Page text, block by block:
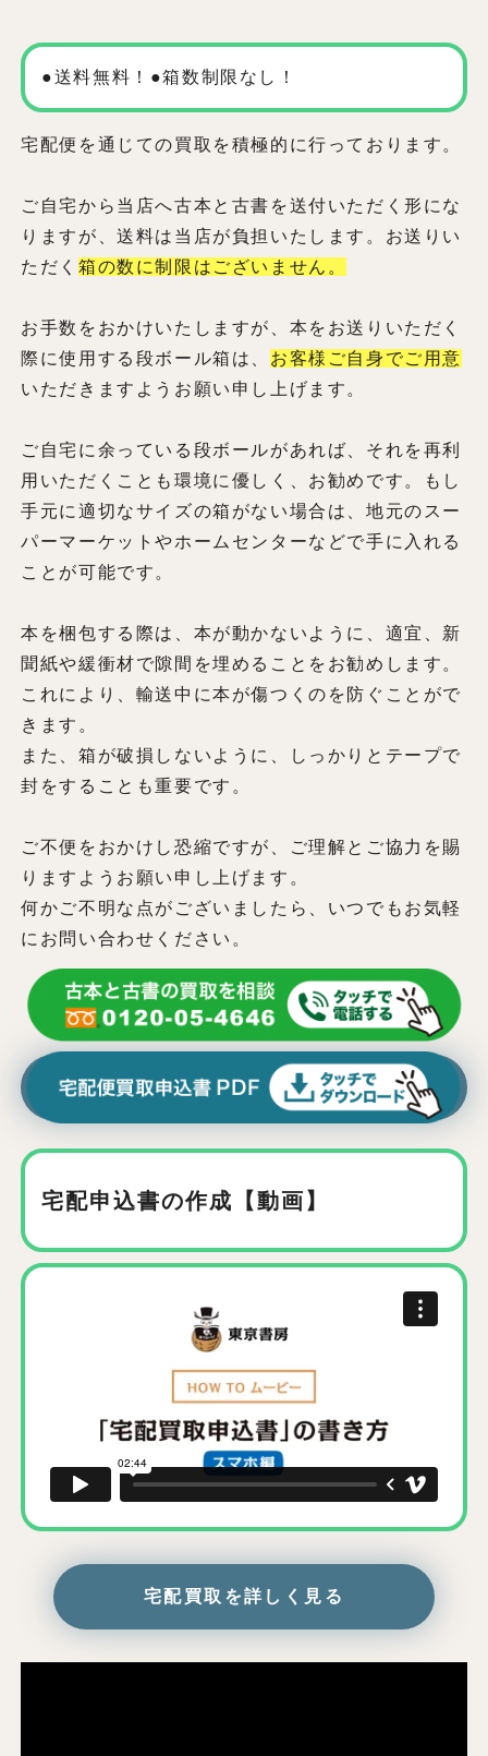
●送料無料！●箱数制限なし！
宅配便を通じての買取を積極的に行っております。
ご自宅から当店へ古本と古書を送付いただく形にな
りますが、送料は当店が負担いたします。お送りい
ただく 箱の数に制限はございません。
お手数をおかけいたしますが、本をお送りいただく
際に使用する段ボール箱は、 お客様ご自身でご用意
いただきますようお願い申し上げます。
ご自宅に余っている段ボールがあれば、それを再利
用いただくことも環境に優しく、お勧めです。もし
手元に適切なサイズの箱がない場合は、地元のスー
パーマーケットやホームセンターなどで手に入れる
ことが可能です。
本を梱包する際は、本が動かないように、適宜、新
聞紙や緩衝材で隙間を埋めることをお勧めします。
これにより、輸送中に本が傷つくのを防ぐことがで
きます。
また、箱が破損しないように、しっかりとテープで
封をすることも重要です。
ご不便をおかけし恐縮ですが、ご理解とご協力を賜
りますようお願い申し上げます。
何かご不明な点がございましたら、いつでもお気軽
にお問い合わせください。
宅配申込書の作成【動画】
宅配買取を詳しく見る